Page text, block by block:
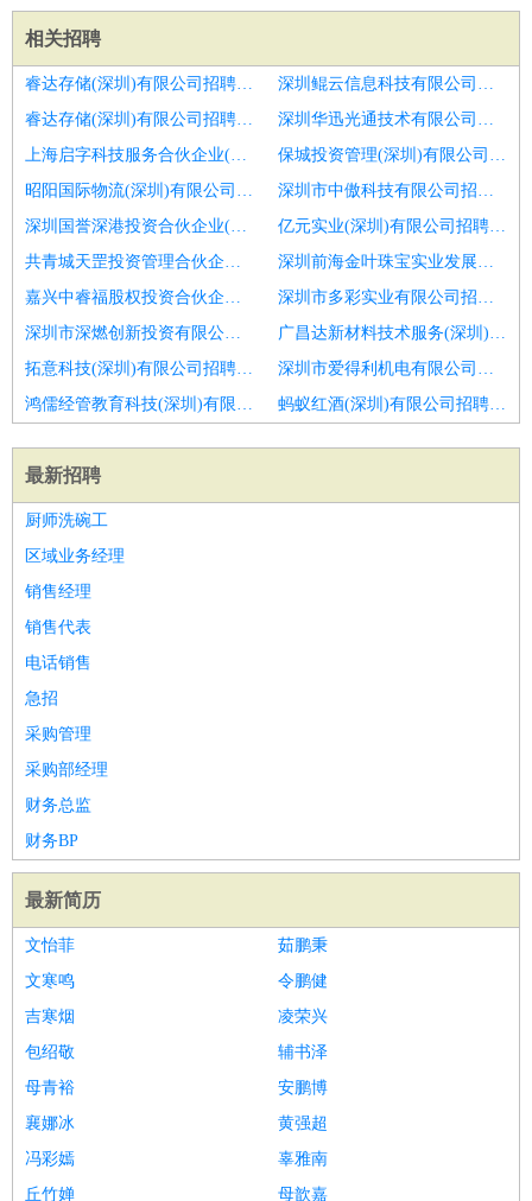
相关招聘
睿达存储(深圳)有限公司招聘仓管质检
深圳鲲云信息科技有限公司招聘邵阳仓管质检
睿达存储(深圳)有限公司招聘北塔仓管质检
深圳华迅光通技术有限公司招聘舒城招质检
上海启字科技服务合伙企业(有限合伙)招聘双清仓管操作工
保城投资管理(深圳)有限公司招聘邵阳县仓管质检
昭阳国际物流(深圳)有限公司招聘莱西招质检
深圳市中傲科技有限公司招聘仓管质检
深圳国誉深港投资合伙企业(有限合伙)招聘安岳仓管操作工
亿元实业(深圳)有限公司招聘铁东月入8k仓管操作工
共青城天罡投资管理合伙企业(有限合伙)招聘蒲城月入8k仓管操作工
深圳前海金叶珠宝实业发展有限公司招聘待遇优厚
嘉兴中睿福股权投资合伙企业(有限合伙)招聘本溪县仓管操作工
深圳市多彩实业有限公司招聘大庆月入8k仓管操作工
深圳市深燃创新投资有限公司招聘潮安仓管质检
广昌达新材料技术服务(深圳)股份有限公司招聘苏州电子
拓意科技(深圳)有限公司招聘城区仓管操作工
深圳市爱得利机电有限公司招聘大英仓管操作工
鸿儒经管教育科技(深圳)有限公司招聘湛河招质检
蚂蚁红酒(深圳)有限公司招聘庆阳月入8k搬运工
最新招聘
厨师洗碗工
区域业务经理
销售经理
销售代表
电话销售
急招
采购管理
采购部经理
财务总监
财务BP
最新简历
文怡菲
茹鹏秉
文寒鸣
令鹏健
吉寒烟
凌荣兴
包绍敬
辅书泽
母青裕
安鹏博
襄娜冰
黄强超
冯彩嫣
辜雅南
丘竹婵
母歆嘉